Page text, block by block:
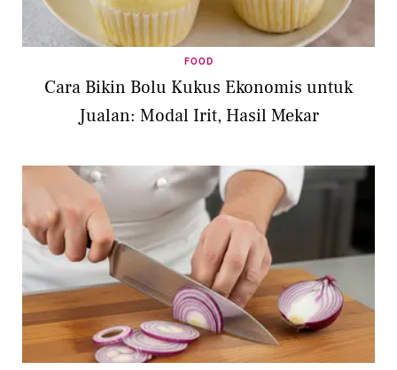
FOOD
Cara Bikin Bolu Kukus Ekonomis untuk
Jualan: Modal Irit, Hasil Mekar